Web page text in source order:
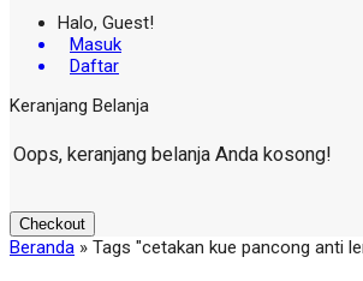
Halo, Guest!
Masuk
Daftar
Keranjang Belanja
Oops, keranjang belanja Anda kosong!
Checkout
Beranda » Tags "cetakan kue pancong anti